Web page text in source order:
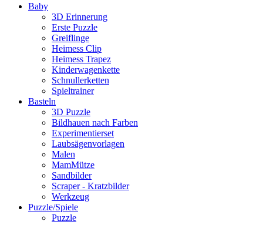
Baby
3D Erinnerung
Erste Puzzle
Greiflinge
Heimess Clip
Heimess Trapez
Kinderwagenkette
Schnullerketten
Spieltrainer
Basteln
3D Puzzle
Bildhauen nach Farben
Experimentierset
Laubsägenvorlagen
Malen
MamMütze
Sandbilder
Scraper - Kratzbilder
Werkzeug
Puzzle/Spiele
Puzzle